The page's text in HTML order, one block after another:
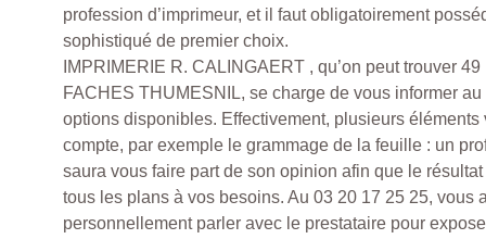
profession d’imprimeur, et il faut obligatoirement
sophistiqué de premier choix.
IMPRIMERIE R. CALINGAERT , qu’on peut trouver
FACHES THUMESNIL, se charge de vous informer
options disponibles. Effectivement, plusieurs éléments
compte, par exemple le grammage de la feuille : un
saura vous faire part de son opinion afin que le
tous les plans à vos besoins. Au 03 20 17 25 25, vous
personnellement parler avec le prestataire pour